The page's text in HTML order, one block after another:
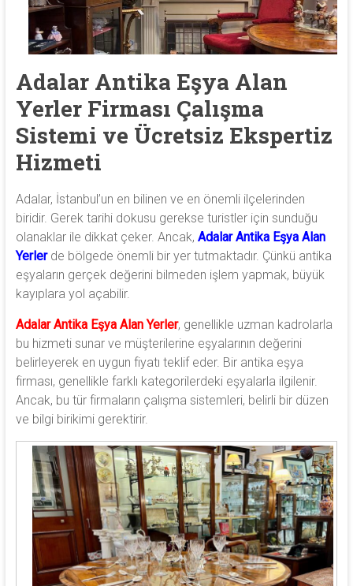
antika
heykel,
antika
ve
antika
saat
alıyoruz.
Adalar Antika Eşya Alan
Yerler Firması Çalışma
Sistemi ve Ücretsiz Ekspertiz
Hizmeti
Adalar, İstanbul’un en bilinen ve en önemli ilçelerinden
biridir. Gerek tarihi dokusu gerekse turistler için sunduğu
olanaklar ile dikkat çeker. Ancak, Adalar Antika Eşya Alan
Yerlerde bölgede önemli bir yer tutmaktadır. Çünkü antika
eşyaların gerçek değerini bilmeden işlem yapmak, büyük
kayıplara yol açabilir.
Adalar Antika Eşya Alan Yerler, genellikle uzman kadrolarla
bu hizmeti sunar ve müşterilerine eşyalarının değerini
belirleyerek en uygun fiyatı teklif eder. Bir antika eşya
firması, genellikle farklı kategorilerdeki eşyalarla ilgilenir.
Ancak, bu tür firmaların çalışma sistemleri, belirli bir düzen
ve bilgi birikimi gerektirir.